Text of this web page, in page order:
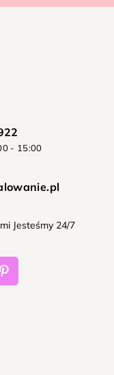
- 15:00
Jesteśmy 24/7
Pinterest